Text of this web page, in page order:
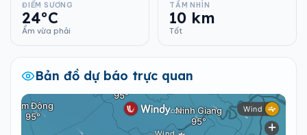
ĐIỂM SƯƠNG
24°C
Ẩm vừa phải
TẦM NHÌN
10 km
Tốt
Bản đồ dự báo trực quan